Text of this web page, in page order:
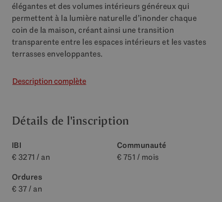
élégantes et des volumes intérieurs généreux qui
permettent à la lumière naturelle d’inonder chaque
coin de la maison, créant ainsi une transition
transparente entre les espaces intérieurs et les vastes
terrasses enveloppantes.
Description complète
Détails de l'inscription
IBI
€ 3271 / an
Communauté
€ 751 / mois
Ordures
€ 37 / an